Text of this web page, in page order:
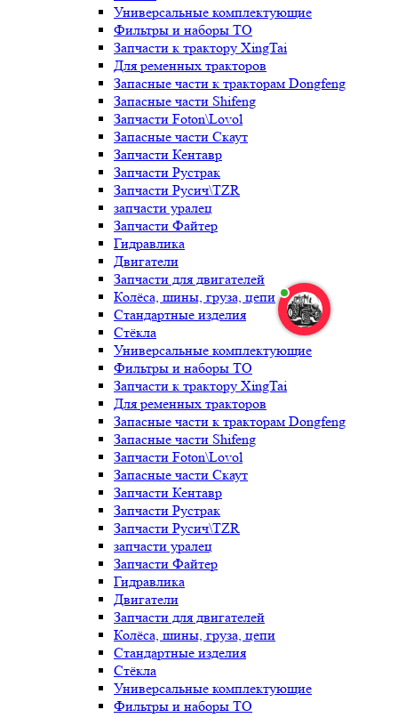
Универсальные комплектующие
Фильтры и наборы ТО
Запчасти к трактору XingTai
Для ременных тракторов
Запасные части к тракторам Dongfeng
Запасные части Shifeng
Запчасти Foton\Lovol
Запасные части Скаут
Запчасти Кентавр
Запчасти Рустрак
Запчасти Русич\TZR
запчасти уралец
Запчасти Файтер
Гидравлика
Двигатели
Запчасти для двигателей
Колёса, шины, груза, цепи
Стандартные изделия
Стёкла
Универсальные комплектующие
Фильтры и наборы ТО
Запчасти к трактору XingTai
Для ременных тракторов
Запасные части к тракторам Dongfeng
Запасные части Shifeng
Запчасти Foton\Lovol
Запасные части Скаут
Запчасти Кентавр
Запчасти Рустрак
Запчасти Русич\TZR
запчасти уралец
Запчасти Файтер
Гидравлика
Двигатели
Запчасти для двигателей
Колёса, шины, груза, цепи
Стандартные изделия
Стёкла
Универсальные комплектующие
Фильтры и наборы ТО